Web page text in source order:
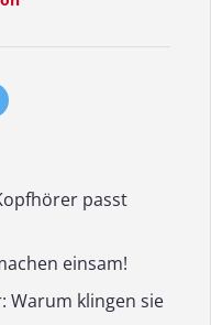
passt
einsam!
Warum klingen sie